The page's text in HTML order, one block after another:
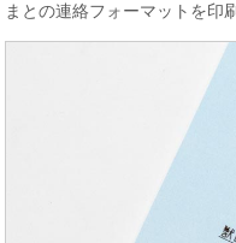
まとの連絡フォーマットを印刷